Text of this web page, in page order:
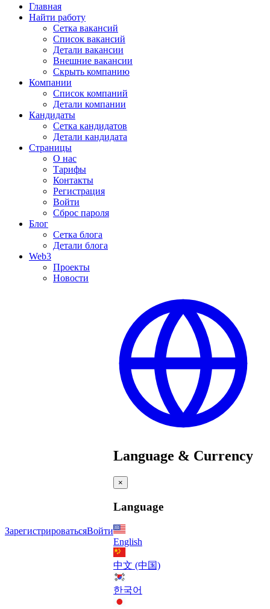
Главная
Найти работу
Сетка вакансий
Список вакансий
Детали вакансии
Внешние вакансии
Скрыть компанию
Компании
Список компаний
Детали компании
Кандидаты
Сетка кандидатов
Детали кандидата
Страницы
О нас
Тарифы
Контакты
Регистрация
Войти
Сброс пароля
Блог
Сетка блога
Детали блога
Web3
Проекты
Новости
ЗарегистрироватьсяВойти
Language & Currency
×
Language
English
中文 (中国)
한국어